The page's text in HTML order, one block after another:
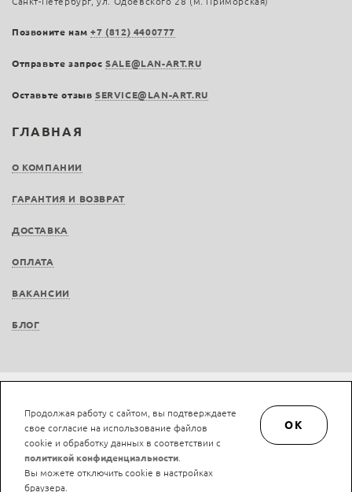
ГЛАВНАЯ
О КОМПАНИИ
ГАРАНТИЯ И ВОЗВРАТ
ДОСТАВКА
ОПЛАТА
ВАКАНСИИ
БЛОГ
Позвоните нам+7 (812) 4400777
Отправьте запросSALE@LAN-ART.RU
Оставьте отзыв SERVICE@LAN-ART.RU
Не является публичной офертой © LAN-art.ru, 2013—2026. Все права защищены.
Политика конфиденциальности.
Положение об обработке и защите персональных
данных.
Продолжая работу с сайтом, вы подтверждаете
свое согласие на использование файлов
cookie и обработку данных в соответствии с
политикой конфиденциальности
Вы можете отключить cookie в настройках
браузера.
OK